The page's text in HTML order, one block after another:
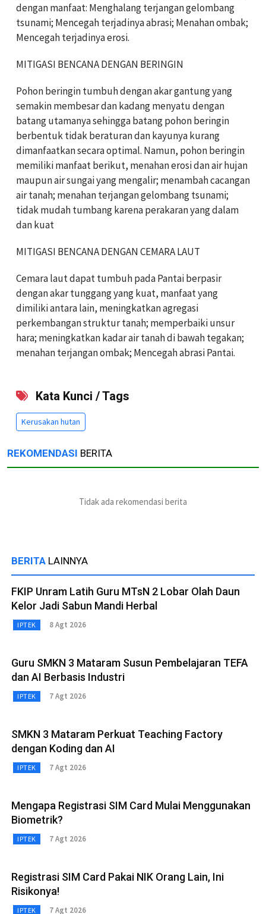
dengan manfaat: Menghalang terjangan gelombang
tsunami; Mencegah terjadinya abrasi; Menahan ombak;
Mencegah terjadinya erosi.
MITIGASI BENCANA DENGAN BERINGIN
Pohon beringin tumbuh dengan akar gantung yang
semakin membesar dan kadang menyatu dengan
batang utamanya sehingga batang pohon beringin
berbentuk tidak beraturan dan kayunya kurang
dimanfaatkan secara optimal. Namun, pohon beringin
memiliki manfaat berikut, menahan erosi dan air hujan
maupun air sungai yang mengalir; menambah cacangan
air tanah; menahan terjangan gelombang tsunami;
tidak mudah tumbang karena perakaran yang dalam
dan kuat
MITIGASI BENCANA DENGAN CEMARA LAUT
Cemara laut dapat tumbuh pada Pantai berpasir
dengan akar tunggang yang kuat, manfaat yang
dimiliki antara lain, meningkatkan agregasi
perkembangan struktur tanah; memperbaiki unsur
hara; meningkatkan kadar air tanah di bawah tegakan;
menahan terjangan ombak; Mencegah abrasi Pantai.
Kata Kunci / Tags
Kerusakan hutan
REKOMENDASI BERITA
Tidak ada rekomendasi berita
BERITA LAINNYA
FKIP Unram Latih Guru MTsN 2 Lobar Olah Daun
Kelor Jadi Sabun Mandi Herbal
IPTEK 8 Agt 2026
Guru SMKN 3 Mataram Susun Pembelajaran TEFA
dan AI Berbasis Industri
IPTEK 7 Agt 2026
SMKN 3 Mataram Perkuat Teaching Factory
dengan Koding dan AI
IPTEK 7 Agt 2026
Mengapa Registrasi SIM Card Mulai Menggunakan
Biometrik?
IPTEK 7 Agt 2026
Registrasi SIM Card Pakai NIK Orang Lain, Ini
Risikonya!
IPTEK 7 Agt 2026